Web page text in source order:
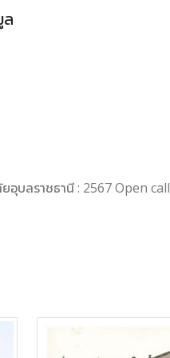
ล
อุบลราชธานี : 2567 Open call